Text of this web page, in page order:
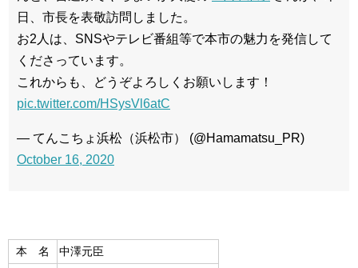
日、市長を表敬訪問しました。
お2人は、SNSやテレビ番組等で本市の魅力を発信して
くださっています。
これからも、どうぞよろしくお願いします！
pic.twitter.com/HSysVl6atC
— てんこちょ浜松（浜松市） (@Hamamatsu_PR)
October 16, 2020
本 名
中澤元臣